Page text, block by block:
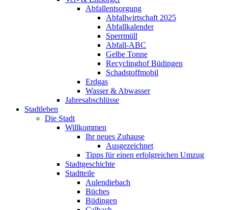
Abfallentsorgung
Abfallwirtschaft 2025
Abfallkalender
Sperrmüll
Abfall-ABC
Gelbe Tonne
Recyclinghof Büdingen
Schadstoffmobil
Erdgas
Wasser & Abwasser
Jahresabschlüsse
Stadtleben
Die Stadt
Willkommen
Ihr neues Zuhause
Ausgezeichnet
Tipps für einen erfolgreichen Umzug
Stadtgeschichte
Stadtteile
Aulendiebach
Büches
Büdingen